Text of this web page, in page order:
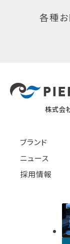
各種
株式会
ブランド
ニュース
採用情報